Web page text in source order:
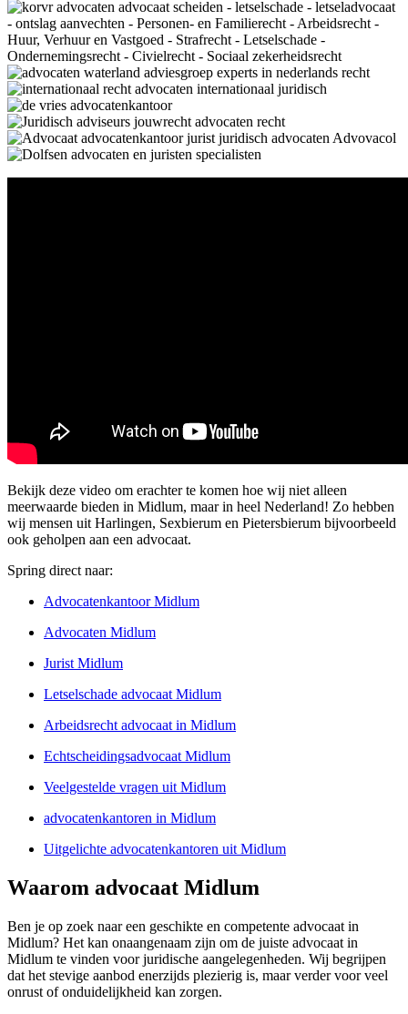
Bekijk deze video om erachter te komen hoe wij niet alleen
meerwaarde bieden in Midlum, maar in heel Nederland! Zo hebben
wij mensen uit Harlingen, Sexbierum en Pietersbierum bijvoorbeeld
ook geholpen aan een advocaat.
Spring direct naar:
Advocatenkantoor Midlum
Advocaten Midlum
Jurist Midlum
Letselschade advocaat Midlum
Arbeidsrecht advocaat in Midlum
Echtscheidingsadvocaat Midlum
Veelgestelde vragen uit Midlum
advocatenkantoren in Midlum
Uitgelichte advocatenkantoren uit Midlum
Waarom advocaat Midlum
Ben je op zoek naar een geschikte en competente advocaat in
Midlum? Het kan onaangenaam zijn om de juiste advocaat in
Midlum te vinden voor juridische aangelegenheden. Wij begrijpen
dat het stevige aanbod enerzijds plezierig is, maar verder voor veel
onrust of onduidelijkheid kan zorgen.